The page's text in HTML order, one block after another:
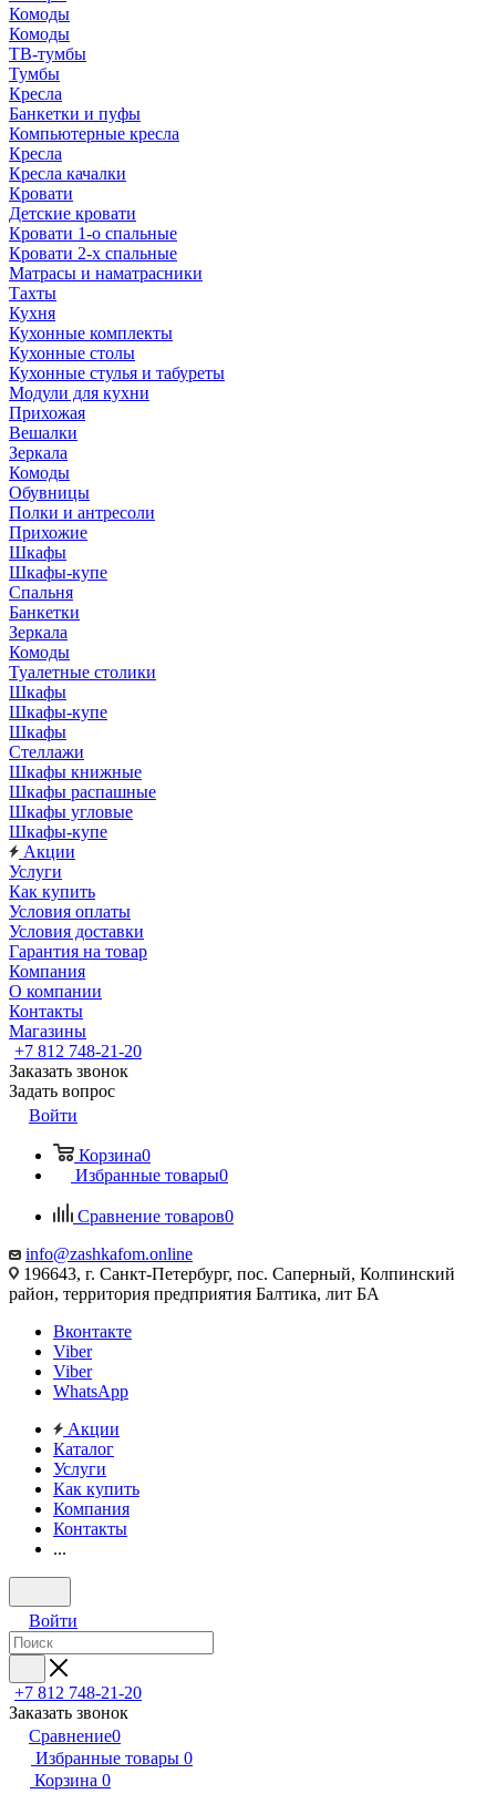
Комоды
Комоды
ТВ-тумбы
Тумбы
Кресла
Банкетки и пуфы
Компьютерные кресла
Кресла
Кресла качалки
Кровати
Детские кровати
Кровати 1-о спальные
Кровати 2-х спальные
Матрасы и наматрасники
Тахты
Кухня
Кухонные комплекты
Кухонные столы
Кухонные стулья и табуреты
Модули для кухни
Прихожая
Вешалки
Зеркала
Комоды
Обувницы
Полки и антресоли
Прихожие
Шкафы
Шкафы-купе
Спальня
Банкетки
Зеркала
Комоды
Туалетные столики
Шкафы
Шкафы-купе
Шкафы
Стеллажи
Шкафы книжные
Шкафы распашные
Шкафы угловые
Шкафы-купе
Акции
Услуги
Как купить
Условия оплаты
Условия доставки
Гарантия на товар
Компания
О компании
Контакты
Магазины
+7 812 748-21-20
Заказать звонок
Задать вопрос
Войти
Корзина0
Избранные товары0
Сравнение товаров0
info@zashkafom.online
196643, г. Санкт-Петербург, пос. Саперный, Колпинский
район, территория предприятия Балтика, лит БА
Вконтакте
Viber
Viber
WhatsApp
Акции
Каталог
Услуги
Как купить
Компания
Контакты
...
Войти
+7 812 748-21-20
Заказать звонок
Сравнение0
Избранные товары 0
Корзина 0